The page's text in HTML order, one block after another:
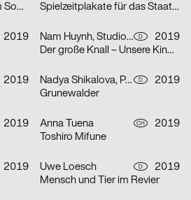
Visions – Die Filmreihe im Sommersemester
Spielzeitplakate für das Staatstheater Mainz
2019
Nam Huynh, Studio Mark Bohle D
2019
Der große Knall – Unsere Kinderzimmer
2019
Nadya Shikalova, Paul Jochum D
2019
Grunewalder
2019
Anna Tuena CH
2019
Toshiro Mifune
2019
Uwe Loesch D
2019
Mensch und Tier im Revier